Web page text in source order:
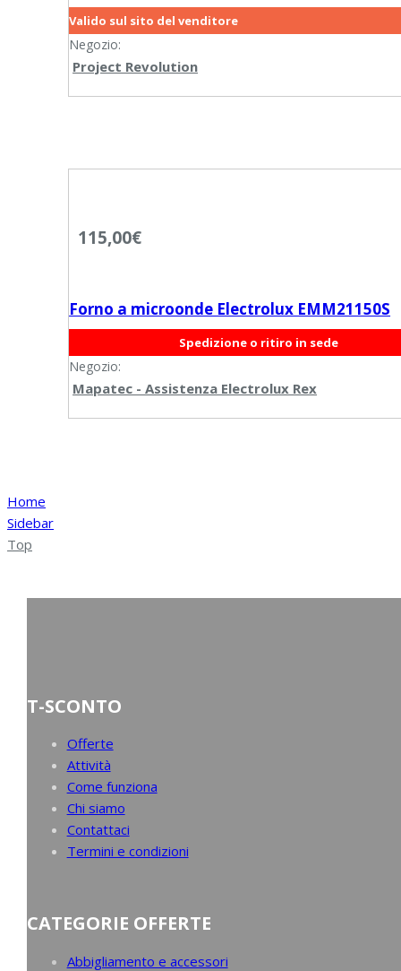
Valido sul sito del venditore
Negozio:
Project Revolution
115,00€
Forno a microonde Electrolux EMM21150S
Spedizione o ritiro in sede
Negozio:
Mapatec - Assistenza Electrolux Rex
Home
Sidebar
Top
T-SCONTO
Offerte
Attività
Come funziona
Chi siamo
Contattaci
Termini e condizioni
CATEGORIE OFFERTE
Abbigliamento e accessori